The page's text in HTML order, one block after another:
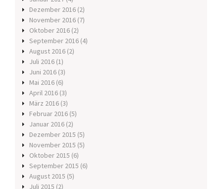
Dezember 2016 (2)
November 2016 (7)
Oktober 2016 (2)
September 2016 (4)
August 2016 (2)
Juli 2016 (1)
Juni 2016 (3)
Mai 2016 (6)
April 2016 (3)
März 2016 (3)
Februar 2016 (5)
Januar 2016 (2)
Dezember 2015 (5)
November 2015 (5)
Oktober 2015 (6)
September 2015 (6)
August 2015 (5)
Juli 2015 (2)